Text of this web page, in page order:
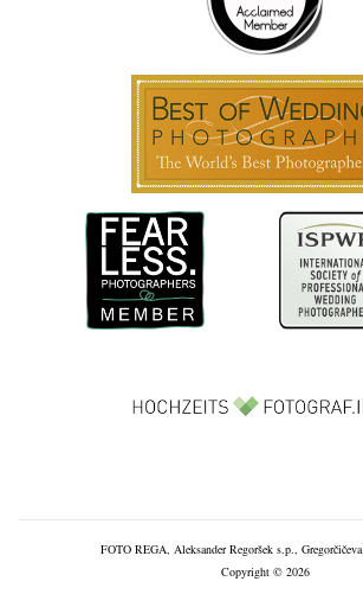
FOTO REGA, Aleksander Regoršek s.p.,
Copyright © 2026